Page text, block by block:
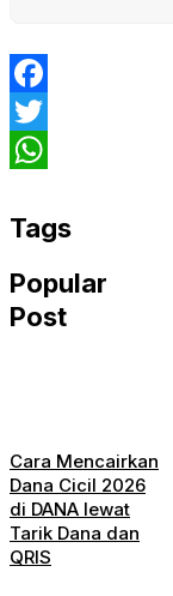
Facebook
Twitter
Tags
Popular
Post
Cara Mencairkan
Dana Cicil 2026
di DANA lewat
Tarik Dana dan
QRIS